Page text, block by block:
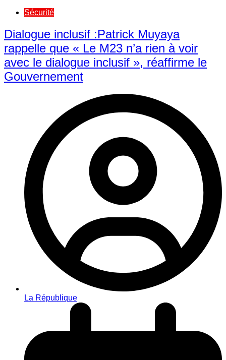
Sécurité
Dialogue inclusif :Patrick Muyaya
rappelle que « Le M23 n’a rien à voir
avec le dialogue inclusif », réaffirme le
Gouvernement
La République